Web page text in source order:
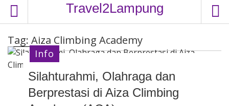
Travel2Lampung
Tag: Aiza Climbing Academy
Silahturahmi, Olahraga dan
Berprestasi di Aiza Climbing
Info